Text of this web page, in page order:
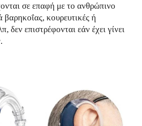
σε επαφή με το ανθρώπινο
κουρευτικές ή
δεν επιστρέφονται εάν έχει γίνει